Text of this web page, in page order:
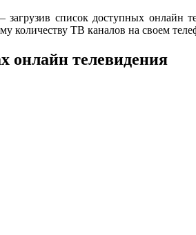
загрузив список доступных онлайн
количеству ТВ каналов на своем
онлайн телевидения